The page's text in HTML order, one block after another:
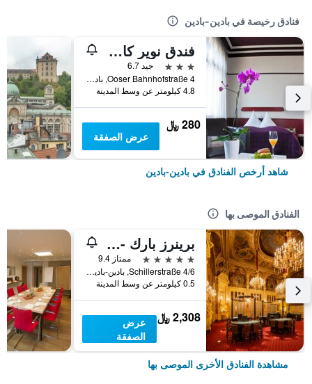
فنادق رخيصة في بادين-بادين
فندق نوير كارلزهوف
3 نجوم
جيد 6.7
Ooser Bahnhofstraße 4, بادين-بادين, بادن - فورتمبيرغ, ألمانيا
4.8 كيلومتر عن وسط المدينة
280 ﷼
عرض الصفقة
شاهد أرخص الفنادق في بادين-بادين
الفنادق الموصى بها
برينرز بارك - هوتل آند سبا، أوتكر هوتلز
5 نجوم
ممتاز 9.4
Schillerstraße 4/6, بادين-بادين, بادن - فورتمبيرغ, ألمانيا
0.5 كيلومتر عن وسط المدينة
2,308 ﷼
عرض
الصفقة
مشاهدة الفنادق الأخرى الموصى بها